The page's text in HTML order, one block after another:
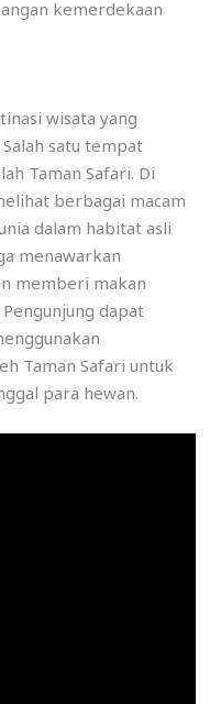
kemerdekaan
wisata yang
satu tempat
Taman Safari. Di
berbagai macam
dalam habitat asli
menawarkan
memberi makan
dapat
Taman Safari untuk
para hewan.